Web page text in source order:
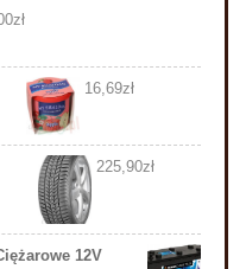
zł
16,69zł
225,90zł
12V